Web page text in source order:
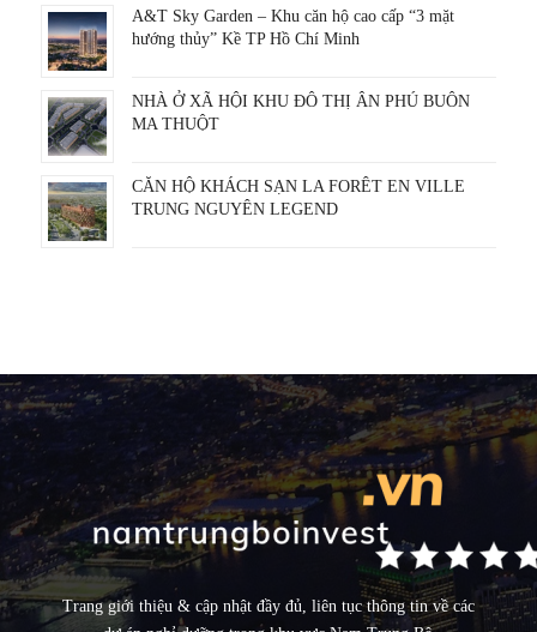
A&T Sky Garden – Khu căn hộ cao cấp “3 mặt
hướng thủy” Kề TP Hồ Chí Minh
NHÀ Ở XÃ HỘI KHU ĐÔ THỊ ÂN PHÚ BUÔN
MA THUỘT
CĂN HỘ KHÁCH SẠN LA FORÊT EN VILLE
TRUNG NGUYÊN LEGEND
Trang giới thiệu & cập nhật đầy đủ, liên tục thông tin về các